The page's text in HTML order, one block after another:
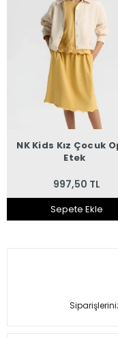
NK Kids Kız Çocuk
Etek
997,50 TL
Sepete Ekle